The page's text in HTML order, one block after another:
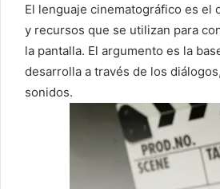
El lenguaje cinematográfico es el
y recursos que se utilizan para
la pantalla. El argumento es la
desarrolla a través de los
sonidos.